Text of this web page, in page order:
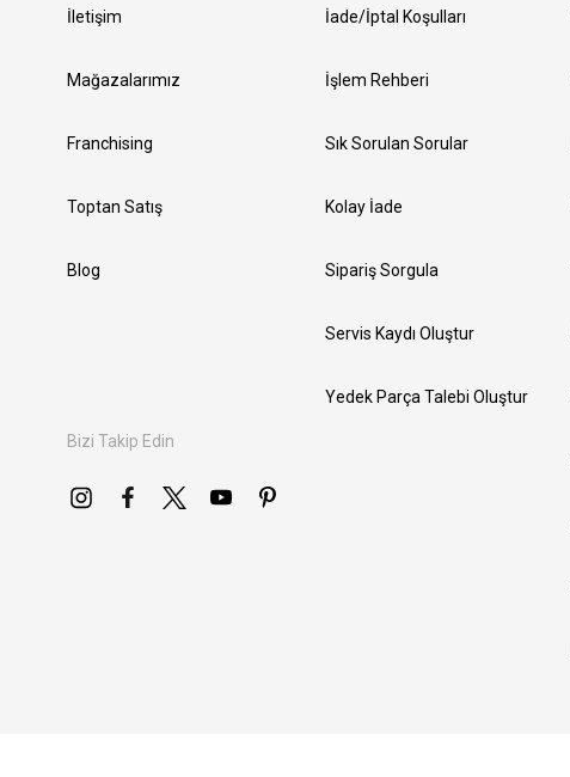
İletişim
Mağazalarımız
Franchising
Toptan Satış
Blog
Bizi Takip Edin
İade/İptal Koşulları
İşlem Rehberi
Sık Sorulan Sorular
Kolay İade
Sipariş Sorgula
Servis Kaydı Oluştur
Yedek Parça Talebi Oluştur